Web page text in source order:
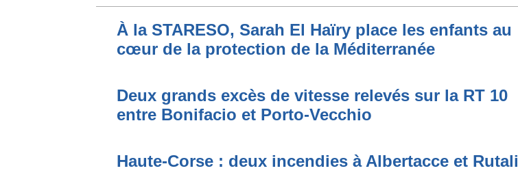
À la STARESO, Sarah El Haïry place les enfants au
cœur de la protection de la Méditerranée
Deux grands excès de vitesse relevés sur la RT 10
entre Bonifacio et Porto-Vecchio
Haute-Corse : deux incendies à Albertacce et Rutali